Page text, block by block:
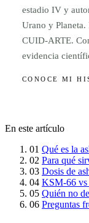
estadio IV y
Urano y Planeta.
CUID-ARTE.
evidencia
CONOCE MI
En este artículo
01 Qué es la
02 Para qué
03 Dosis de
04 KSM-66 vs
05 Quién no
06 Preguntas